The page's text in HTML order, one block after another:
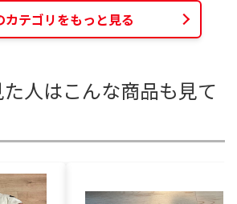
カテゴリをもっと見る
人はこんな商品も見て